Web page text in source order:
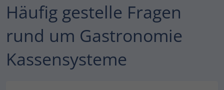
Häufig gestelle Fragen
rund um Gastronomie
Kassensysteme